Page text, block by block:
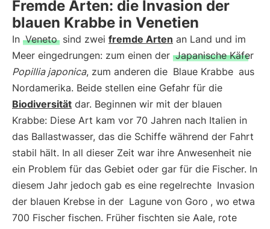
Fremde Arten: die Invasion der
blauen Krabbe in Venetien
In Veneto sind zwei fremde Arten an Land und im
Meer eingedrungen: zum einen der Japanische Käfer
Popillia japonica, zum anderen die Blaue Krabbe aus
Nordamerika. Beide stellen eine Gefahr für die
Biodiversität dar. Beginnen wir mit der blauen
Krabbe: Diese Art kam vor 70 Jahren nach Italien in
das Ballastwasser, das die Schiffe während der Fahrt
stabil hält. In all dieser Zeit war ihre Anwesenheit nie
ein Problem für das Gebiet oder gar für die Fischer. In
diesem Jahr jedoch gab es eine regelrechte Invasion
der blauen Krebse in der Lagune von Goro , wo etwa
700 Fischer fischen. Früher fischten sie Aale, rote